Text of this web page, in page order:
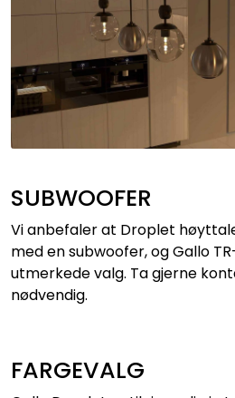
SUBWOOFER
Vi anbefaler at Droplet
med en subwoofer, og Gallo
utmerkede valg. Ta gjerne
nødvendig.
FARGEVALG